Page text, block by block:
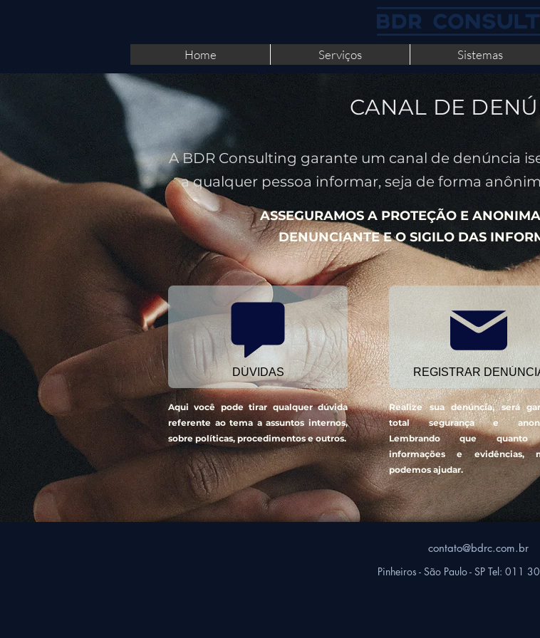
Home Serviços Sistemas
CANAL DE
A BDR Consulting garante um canal de denúncia
a qualquer pessoa informar, seja de forma
ASSEGURAMOS A PROTEÇÃO E
DENUNCIANTE E O SIGILO DAS
DÚVIDAS
Aqui você pode tirar qualquer dúvida
referente ao tema a assuntos internos,
sobre políticas, procedimentos e outros.
REGISTRAR
Realize sua denúncia, será
total segurança e
Lembrando que quanto
informações e evidências,
podemos ajudar.
contato@bdrc.com.br
Pinheiros - São Paulo - SP Tel: 011